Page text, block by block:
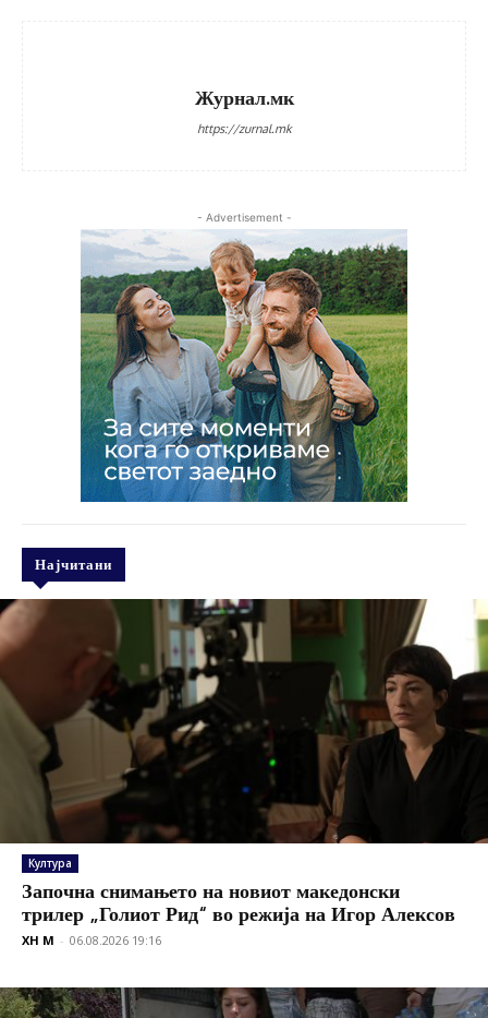
Журнал.мк
https://zurnal.mk
- Advertisement -
Најчитани
Култура
Започна снимањето на новиот македонски
трилер „Голиот Рид“ во режија на Игор Алексов
XH M - 06.08.2026 19:16